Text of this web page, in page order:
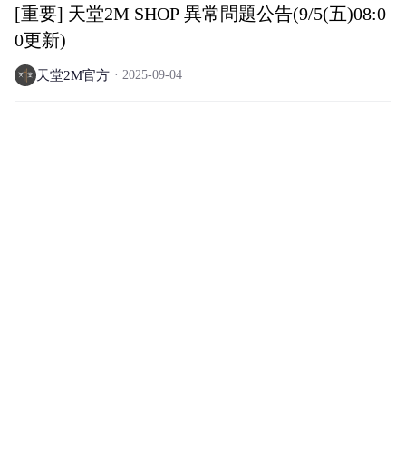
[重要] 天堂2M SHOP 異常問題公告(9/5(五)08:0
0更新)
天堂2M官方 2025-09-04